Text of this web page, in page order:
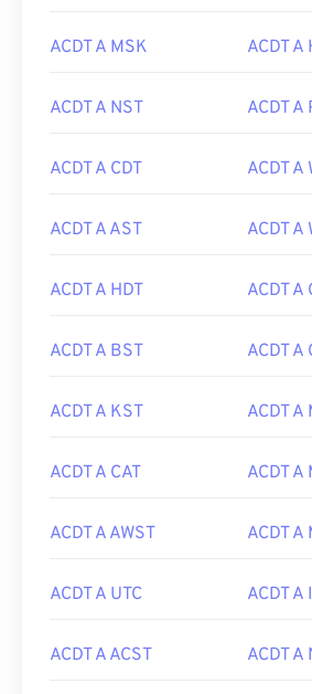
ACDT A MSK ACDT A
ACDT A NST ACDT A
ACDT A CDT ACDT A
ACDT A AST ACDT A
ACDT A HDT ACDT A
ACDT A BST ACDT A
ACDT A KST ACDT A
ACDT A CAT ACDT A
ACDT A AWST ACDT A
ACDT A UTC ACDT A
ACDT A ACST ACDT A